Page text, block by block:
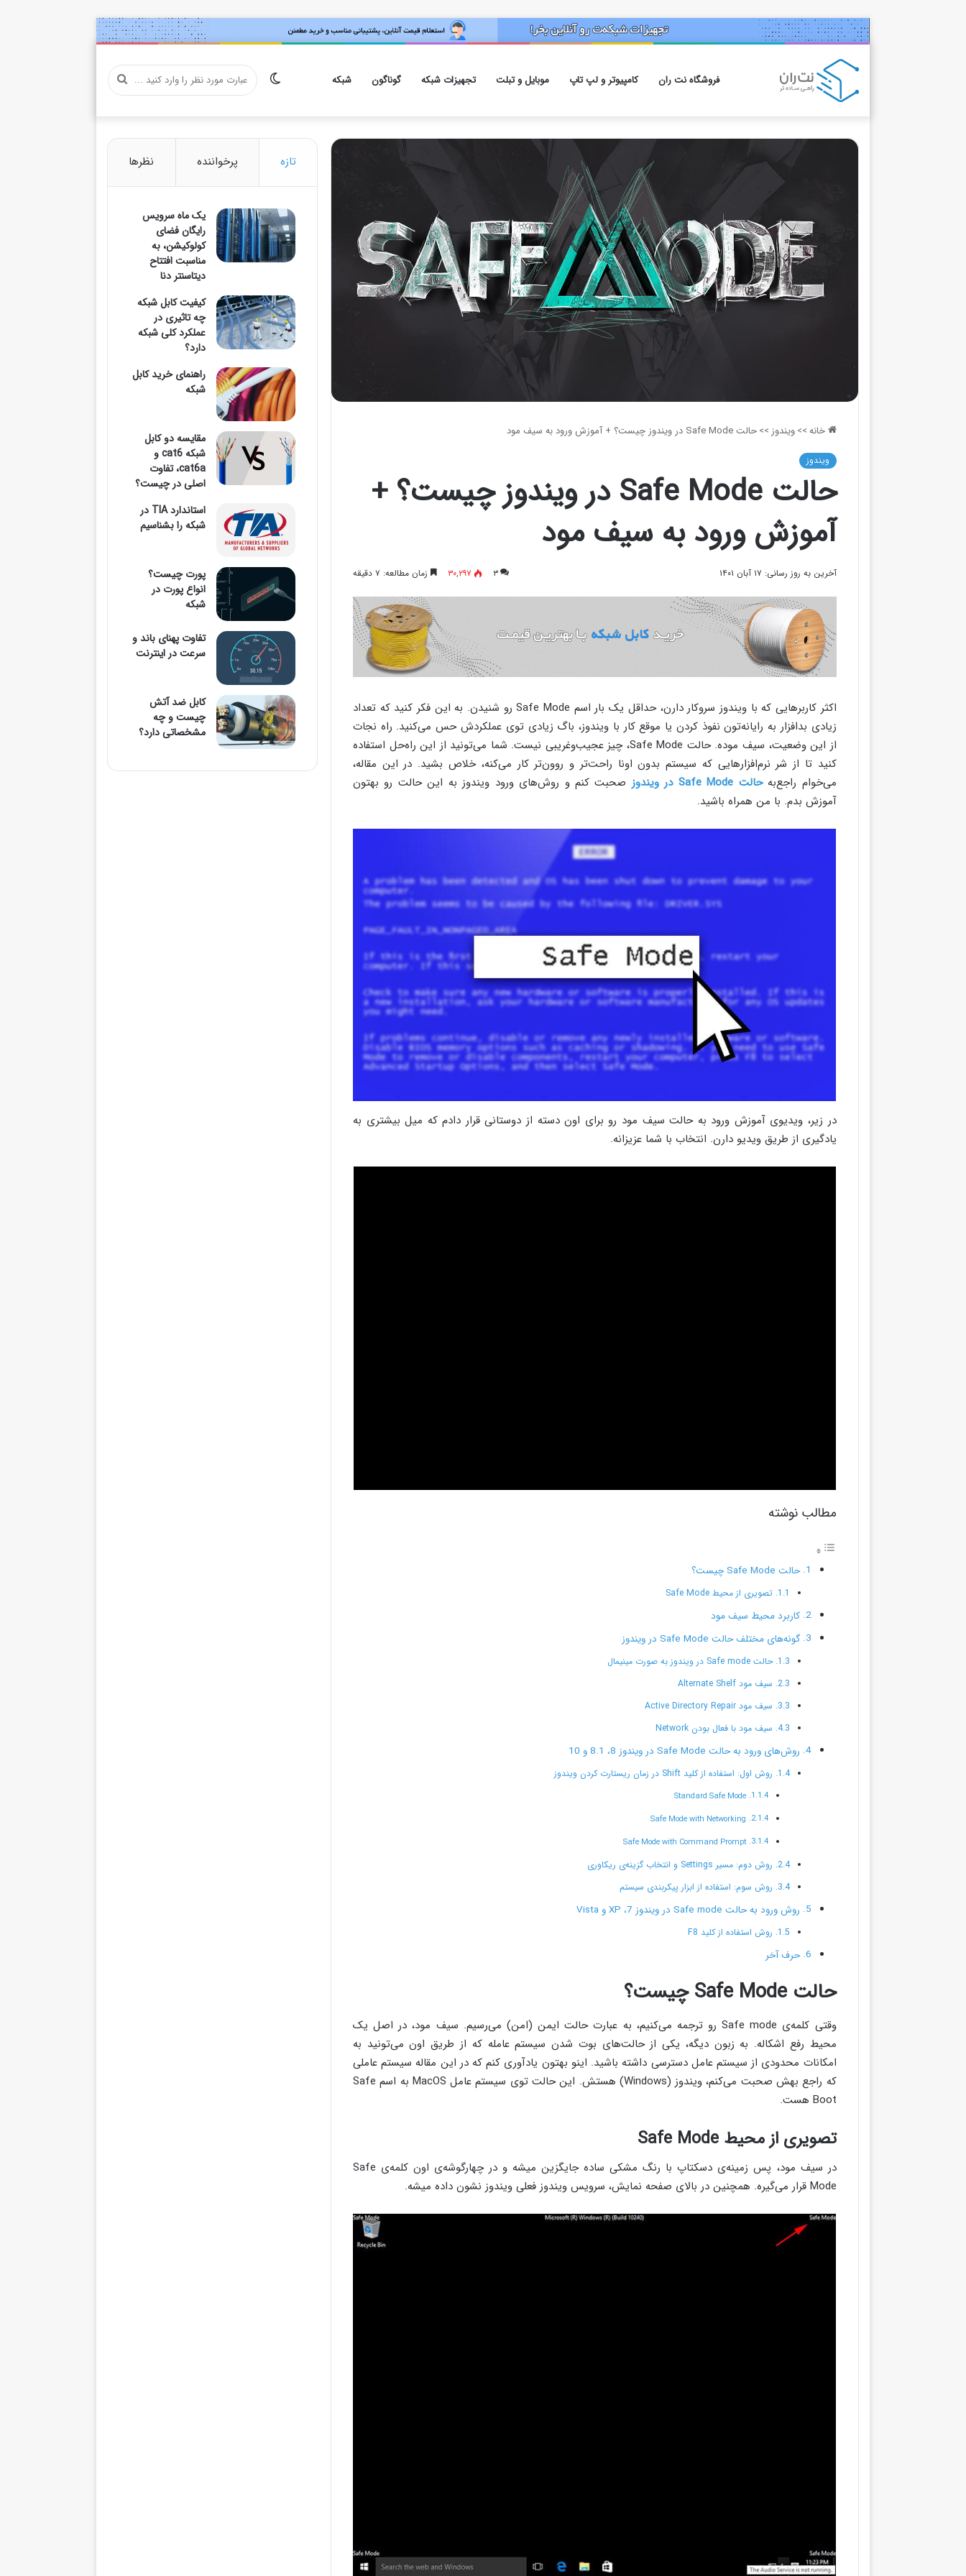
فروشگاه نت ران کامپیوتر و لپ تاپ موبایل و تبلت تجهیزات شبکه گوناگون شبکه عبارت تغییر
خانه>> ویندوز >> حالت Safe Mode در ویندوز چیست؟ + آموزش ورود به سیف مود
ویندوز
حالت Safe Mode در ویندوز چیست؟ +
آموزش ورود به سیف مود
آخرین به روز رسانی: ۱۷ آبان ۱۴۰۱ ۳ ۳۰,۲۹۷ زمان مطالعه: ۷ دقیقه
اکثر کاربرهایی که با ویندوز سروکار دارن، حداقل یک بار اسم Safe Mode رو شنیدن. به این فکر کنید که تعداد
زیادی بدافزار به رایانه‌تون نفوذ کردن یا موقع کار با ویندوز، باگ زیادی توی عملکردش حس می‌کنید. راه نجات
از این وضعیت، سیف موده. حالت Safe Mode، چیز عجیب‌وغریبی نیست. شما می‌تونید از این راه‌حل استفاده
کنید تا از شر نرم‌افزارهایی که سیستم بدون اونا راحت‌تر و روون‌تر کار می‌کنه، خلاص بشید. در این مقاله،
می‌خوام راجع‌بهحالت Safe Mode در ویندوز
صحبت کنم و روش‌های ورود ویندوز به این حالت رو بهتون
آموزش بدم. با من همراه باشید.
در زیر، ویدیوی آموزش ورود به حالت سیف مود رو برای اون‌ دسته از دوستانی قرار دادم که میل بیشتری به
یادگیری از طریق ویدیو دارن. انتخاب با شما عزیزانه.
مطالب نوشته
حالت Safe Mode چیست؟
تصویری از محیط Safe Mode
کاربرد محیط سیف مود
گونه‌های مختلف حالت Safe Mode در ویندوز
حالت Safe mode در ویندوز به صورت مینیمال
سیف مود Alternate Shelf
سیف مود Active Directory Repair
سیف مود با فعال بودن Network
روش‌های ورود به حالت Safe Mode در ویندوز 8، 8.1 و 10
روش اول: استفاده از کلید Shift در زمان ریستارت کردن ویندوز
Standard Safe Mode
Safe Mode with Networking
Safe Mode with Command Prompt
روش دوم: مسیر Settings و انتخاب گزینه‌ی ریکاوری
روش سوم: استفاده از ابزار پیکربندی سیستم
روش ورود به حالت Safe mode در ویندوز 7، XP و Vista
روش استفاده از کلید F8
حرف آخر
حالت Safe Mode چیست؟
وقتی کلمه‌ی Safe mode رو ترجمه می‌کنیم، به عبارت حالت ایمن (امن) می‌رسیم. سیف مود، در اصل یک
محیط رفع اشکاله. به زبون دیگه، یکی از حالت‌های بوت شدن سیستم عامله که از طریق اون می‌تونید به
امکانات محدودی از سیستم عامل دسترسی داشته باشید. اینو بهتون یادآوری کنم که در این مقاله سیستم عاملی
که راجع بهش صحبت می‌کنم، ویندوز (Windows) هستش. این حالت توی سیستم عامل MacOS به اسم Safe
Boot هست.
تصویری از محیط Safe Mode
در سیف مود، پس زمینه‌ی دسکتاپ با رنگ مشکی ساده جایگزین میشه و در چهارگوشه‌‌ی اون کلمه‌ی Safe
Mode قرار می‌گیره. همچنین در بالای صفحه نمایش، سرویس ویندوز فعلی ویندوز نشون داده میشه.
تازه پرخواننده نظرها
یک ماه سرویس
رایگان فضای
کولوکیشن، به
مناسبت افتتاح
دیتاسنتر دنا
کیفیت کابل شبکه
چه تاثیری در
عملکرد کلی شبکه
دارد؟
راهنمای خرید کابل
شبکه
مقایسه دو کابل
شبکه cat6 و
cat6a، تفاوت
اصلی در چیست؟
استاندارد TIA در
شبکه را بشناسیم
پورت چیست؟
انواع پورت در
شبکه
تفاوت پهنای باند و
سرعت در اینترنت
کابل ضد آتش
چیست و چه
مشخصاتی دارد؟